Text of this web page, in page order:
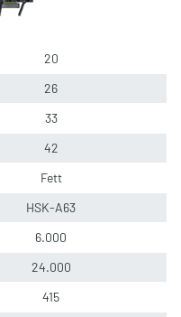
20
26
33
42
Fett
HSK-A63
6.000
24.000
415